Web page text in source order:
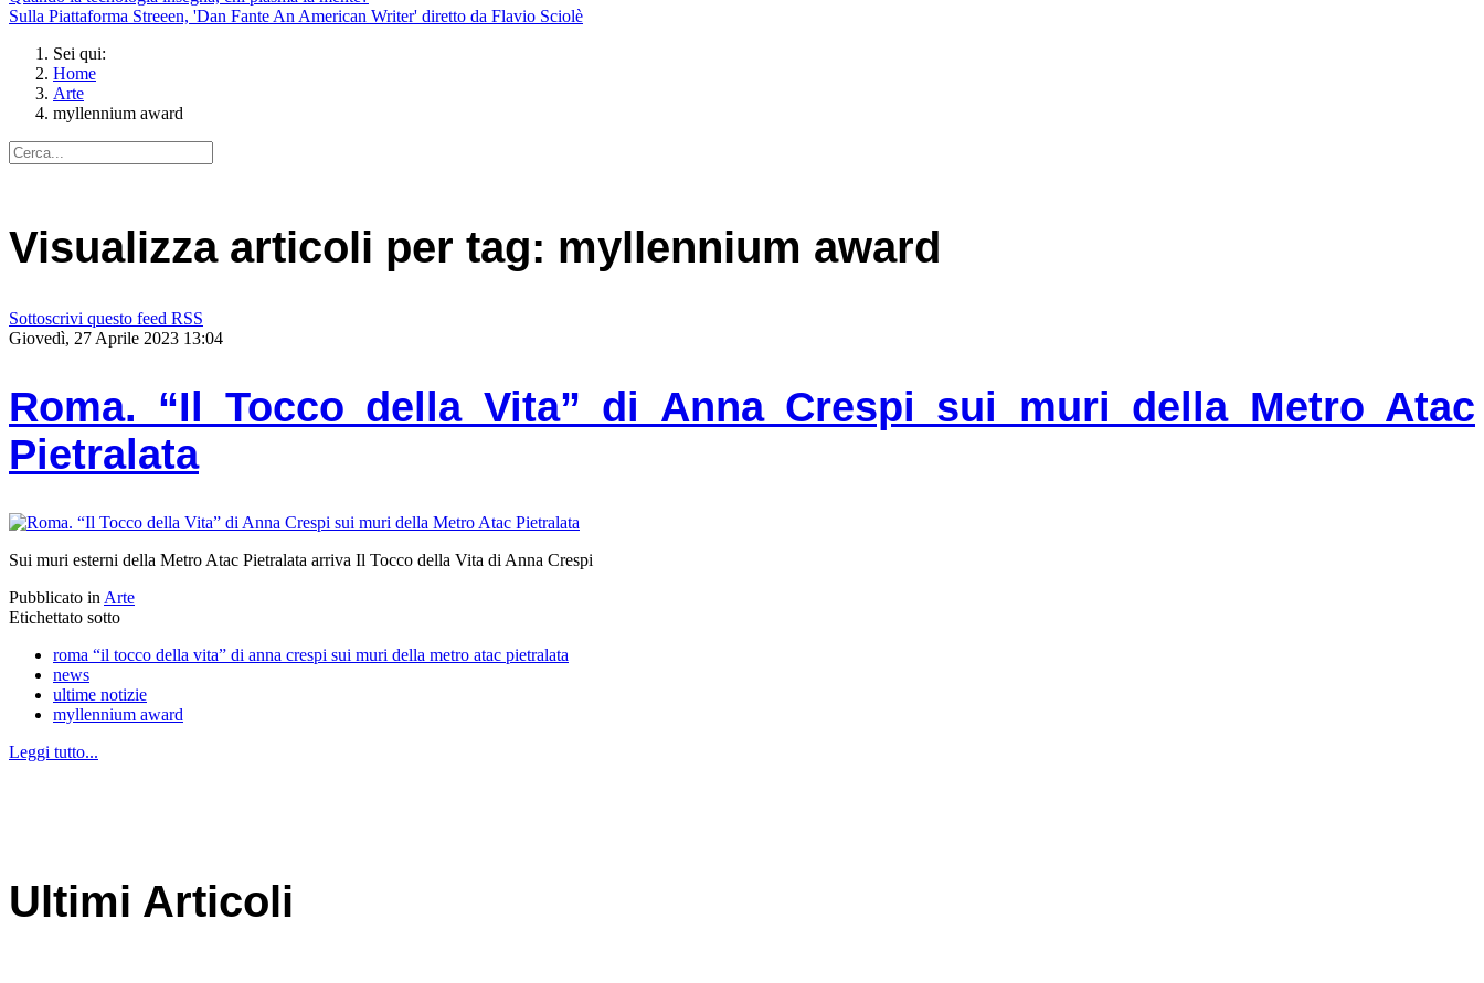
Sulla Piattaforma Streeen, 'Dan Fante An American Writer' diretto da Flavio Sciolè
Sei qui:
Home
Arte
myllennium award
Visualizza articoli per tag: myllennium award
Sottoscrivi questo feed RSS
Giovedì, 27 Aprile 2023 13:04
Roma. “Il Tocco della Vita” di Anna Crespi sui muri della Metro Atac
Pietralata
Sui muri esterni della Metro Atac Pietralata arriva Il Tocco della Vita di Anna Crespi
Pubblicato inArte
Etichettato sotto
roma “il tocco della vita” di anna crespi sui muri della metro atac pietralata
news
ultime notizie
myllennium award
Leggi tutto...
Ultimi Articoli